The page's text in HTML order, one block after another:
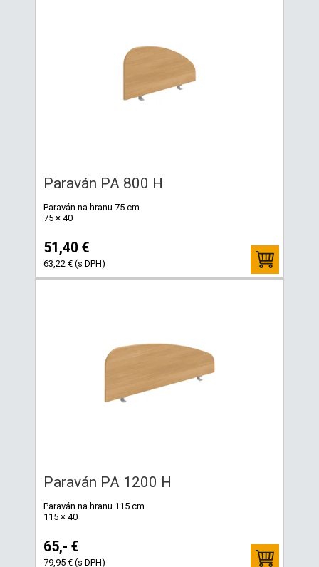
Paraván PA 800 H
Paraván na hranu 75 cm
75 × 40
51,40 €
63,22 € (s DPH)
Paraván PA 1200 H
Paraván na hranu 115 cm
115 × 40
65,- €
79,95 € (s DPH)